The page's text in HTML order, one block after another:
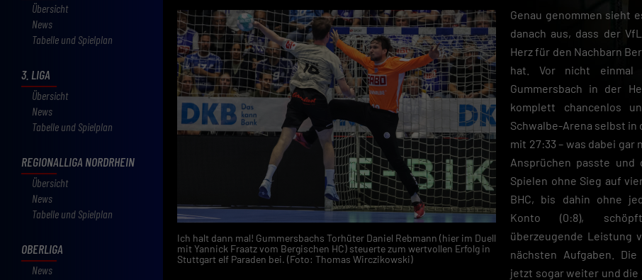
Übersicht
News
Tabelle und Spielplan
3. LIGA
Übersicht
News
Tabelle und Spielplan
REGIONALLIGA NORDRHEIN
Übersicht
News
Tabelle und Spielplan
OBERLIGA
News
Ich halt dann mal! Gummersbachs Torhüter Daniel Rebmann (hier im Duell
mit Yannick Fraatz vom Bergischen HC) steuerte zum wertvollen Erfolg in
Stuttgart elf Paraden bei. (Foto: Thomas Wirczikowski)
Genau genommen sieht
danach aus, dass der
Herz für den Nachbarn
hat. Vor nicht einmal
Gummersbach in der
komplett chancenlos
Schwalbe-Arena selbst in
mit 27:33 – was dabei
Ansprüchen passte und
Spielen ohne Sieg auf
BHC, bis dahin ohne
Konto (0:8),
überzeugende Leistung
nächsten Aufgaben.
jetzt sogar weiter und die